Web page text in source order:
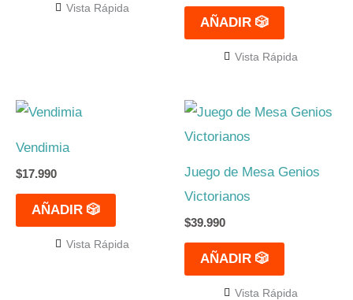
Vista Rápida
AÑADIR 🎲
Vista Rápida
Vendimia
$17.990
AÑADIR 🎲
Vista Rápida
Juego de Mesa Genios
Victorianos
$39.990
AÑADIR 🎲
Vista Rápida